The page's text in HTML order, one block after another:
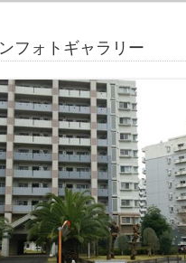
フォトギャラリー